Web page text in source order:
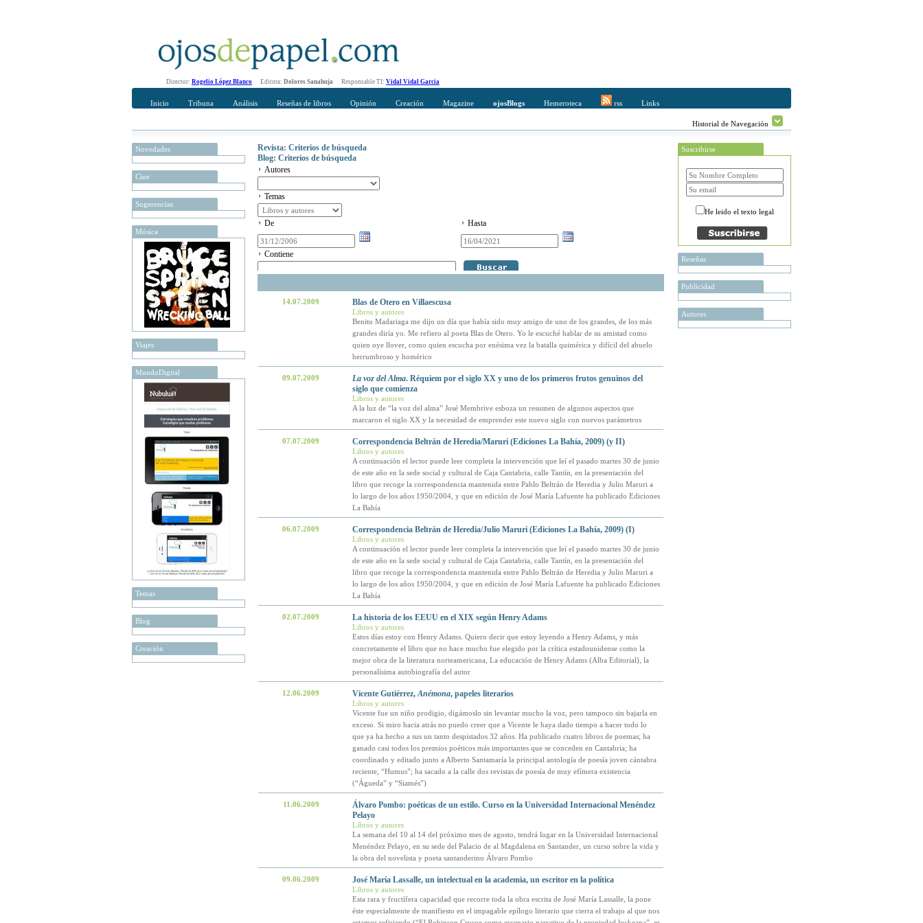
Director: Rogelio López Blanco Editora: Dolores Sanahuja Responsable TI: Vidal Vidal Garcia
Inicio Tribuna Análisis Reseñas de libros Opinión Creación Magazine ojosBlogs Hemeroteca rss Links
Historial de Navegación
Novedades
Cine
Sugerencias
Música
Viajes
MundoDigital
Temas
Blog
Creación
Revista: Criterios de búsqueda
Blog: Criterios de búsqueda
Autores
Temas
De Hasta
Contiene
14.07.2009 Blas de Otero en Villaescusa
Libros y autores
Benito Madariaga me dijo un día que había sido muy amigo de uno de los grandes, de los más
grandes diría yo. Me refiero al poeta Blas de Otero. Yo le escuché hablar de su amistad como
quien oye llover, como quien escucha por enésima vez la batalla quimérica y difícil del abuelo
herrumbroso y homérico
09.07.2009 La voz del Alma. Réquiem por el siglo XX y uno de los primeros frutos genuinos del
siglo que comienza
Libros y autores
A la luz de “la voz del alma” José Membrive esboza un resumen de algunos aspectos que
marcaron el siglo XX y la necesidad de emprender este nuevo siglo con nuevos parámetros
07.07.2009 Correspondencia Beltrán de Heredia/Maruri (Ediciones La Bahía, 2009) (y II)
Libros y autores
A continuación el lector puede leer completa la intervención que leí el pasado martes 30 de junio
de este año en la sede social y cultural de Caja Cantabria, calle Tantín, en la presentación del
libro que recoge la correspondencia mantenida entre Pablo Beltrán de Heredia y Julio Maruri a
lo largo de los años 1950/2004, y que en edición de José María Lafuente ha publicado Ediciones
La Bahía
06.07.2009 Correspondencia Beltrán de Heredia/Julio Maruri (Ediciones La Bahía, 2009) (I)
Libros y autores
A continuación el lector puede leer completa la intervención que leí el pasado martes 30 de junio
de este año en la sede social y cultural de Caja Cantabria, calle Tantín, en la presentación del
libro que recoge la correspondencia mantenida entre Pablo Beltrán de Heredia y Julio Maruri a
lo largo de los años 1950/2004, y que en edición de José María Lafuente ha publicado Ediciones
La Bahía
02.07.2009 La historia de los EEUU en el XIX según Henry Adams
Libros y autores
Estos días estoy con Henry Adams. Quiero decir que estoy leyendo a Henry Adams, y más
concretamente el libro que no hace mucho fue elegido por la crítica estadounidense como la
mejor obra de la literatura norteamericana, La educación de Henry Adams (Alba Editorial), la
personalísima autobiografía del autor
12.06.2009 Vicente Gutiérrez,Anémona, papeles literarios
Libros y autores
Vicente fue un niño prodigio, digámoslo sin levantar mucho la voz, pero tampoco sin bajarla en
exceso. Si miro hacia atrás no puedo creer que a Vicente le haya dado tiempo a hacer todo lo
que ya ha hecho a sus un tanto despistados 32 años. Ha publicado cuatro libros de poemas; ha
ganado casi todos los premios poéticos más importantes que se conceden en Cantabria; ha
coordinado y editado junto a Alberto Santamaría la principal antología de poesía joven cántabra
reciente, “Humus”; ha sacado a la calle dos revistas de poesía de muy efímera existencia
(“Águeda” y “Siamés”)
11.06.2009
Álvaro Pombo: poéticas de un estilo. Curso en la Universidad Internacional Menéndez
Pelayo
Libros y autores
La semana del 10 al 14 del próximo mes de agosto, tendrá lugar en la Universidad Internacional
Menéndez Pelayo, en su sede del Palacio de al Magdalena en Santander, un curso sobre la vida y
la obra del novelista y poeta santanderino Álvaro Pombo
09.06.2009 José María Lassalle, un intelectual en la academia, un escritor en la política
Libros y autores
Esta rara y fructífera capacidad que recorre toda la obra escrita de José María Lassalle, la pone
éste especialmente de manifiesto en el impagable epílogo literario que cierra el trabajo al que nos
Suscribirse
He leido el texto legal
Reseñas
Publicidad
Autores